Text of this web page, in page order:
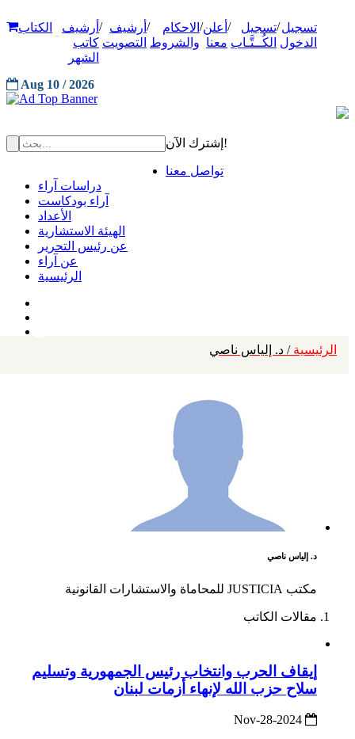
تسجيل
الدخول
/تسجيل
الكُــتَّـاب
/ أعلن
معنا
/ الاحكام
والشروط
/ أرشيف
التصويت
/ أرشيف
كاتب
الشهر
الكتاب
Aug 10 / 2026
إشترك الآن!
تواصل معنا
دراسات آراء
آراء بودكاست
الأعداد
الهيئة الاستشارية
عن رئيس التحرير
عن آراء
الرئيسية
الرئيسية / د. إلياس ناصي
د. إلياس ناصي
مكتب JUSTICIA للمحاماة والاستشارات القانونية
مقالات الكاتب
إيقاف الحرب وانتخاب رئيس الجمهورية وتسليم
سلاح حزب الله لإنهاء أزمات لبنان